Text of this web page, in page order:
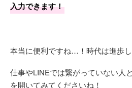
入力できます！
本当に便利ですね…！時代は進歩し
仕事やLINEでは繋がっていない人
を開いてみてくださいね！